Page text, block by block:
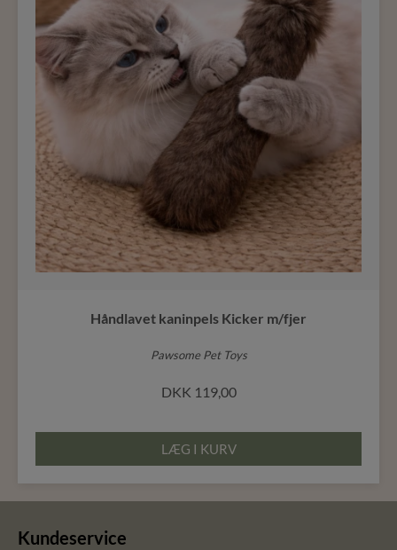
Håndlavet kaninpels Kicker m/fjer
Pawsome Pet Toys
DKK 119,00
LÆG I KURV
Kundeservice